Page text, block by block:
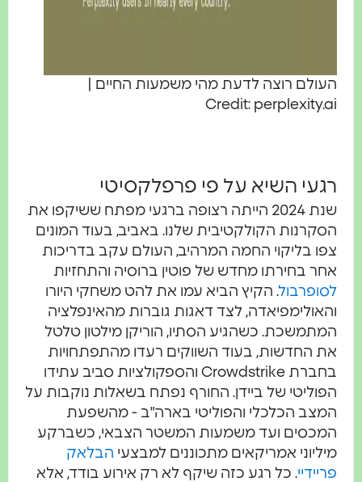
העולם רוצה לדעת מהי משמעות החיים |
Credit: perplexity.ai
רגעי השיא על פי פרפלקסיטי
שנת 2024 הייתה רצופה ברגעי מפתח ששיקפו את
הסקרנות הקולקטיבית שלנו. באביב, בעוד המונים
צפו בליקוי החמה המרהיב, העולם עקב בדריכות
אחר בחירתו מחדש של פוטין ברוסיה והתחזיות
לסופרבול. הקיץ הביא עמו את להט משחקי היורו
והאולימפיאדה, לצד דאגות גוברות מהאינפלציה
המתמשכת. כשהגיע הסתיו, הוריקן מילטון טלטל
את החדשות, בעוד השווקים רעדו מהתפתחויות
בחברת Crowdstrike והספקולציות סביב עתידו
הפוליטי של ביידן. החורף נפתח בשאלות נוקבות על
המצב הכלכלי והפוליטי בארה"ב - מהשפעת
המכסים ועד משמעות המשטר הצבאי, כשברקע
מיליוני אמריקאים מתכוננים למבצעי הבלאק
פריידיי. כל רגע כזה שיקף לא רק אירוע בודד, אלא